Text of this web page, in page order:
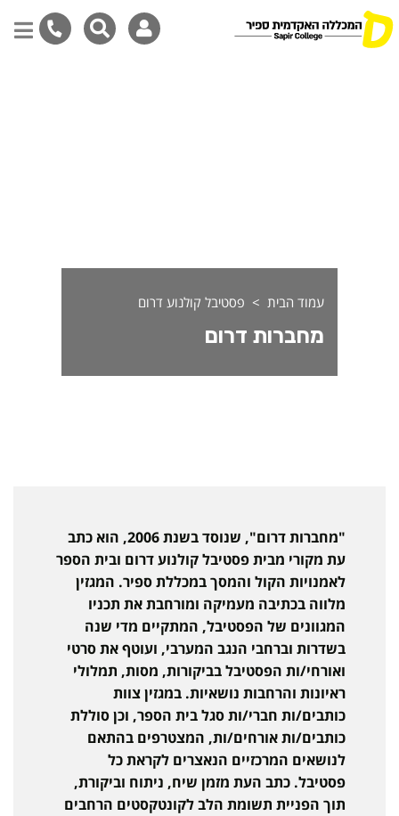
עמוד הבית פסטיבל קולנוע דרום
מחברות דרום
"מחברות דרום", שנוסד בשנת 2006, הוא כתב
עת מקורי מבית פסטיבל קולנוע דרום ובית הספר
לאמנויות הקול והמסך במכללת ספיר. המגזין
מלווה בכתיבה מעמיקה ומורחבת את תכניו
המגוונים של הפסטיבל, המתקיים מדי שנה
בשדרות וברחבי הנגב המערבי, ועוטף את סרטי
ואורחי/ות הפסטיבל בביקורות, מסות, תמלולי
ראיונות והרחבות נושאיות. במגזין צוות
כותבים/ות חברי/ות סגל בית הספר, וכן סוללת
כותבים/ות אורחים/ות, המצטרפים בהתאם
לנושאים המרכזיים הנאצרים לקראת כל
פסטיבל. כתב העת מזמן שיח, ניתוח וביקורת,
תוך הפניית תשומת הלב לקונטקסטים הרחבים